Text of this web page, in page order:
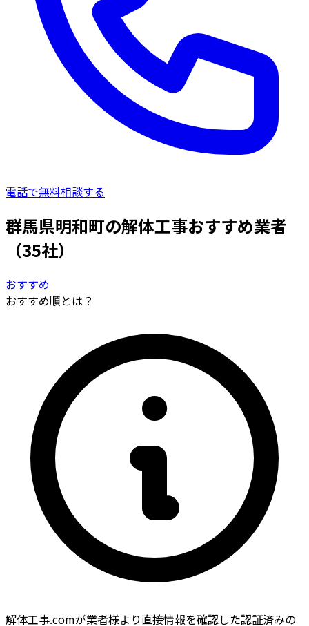
電話で無料相談する
群馬県明和町の解体工事おすすめ業者
（35社）
おすすめ
おすすめ順とは？
解体工事.comが業者様より直接情報を確認した認証済みの